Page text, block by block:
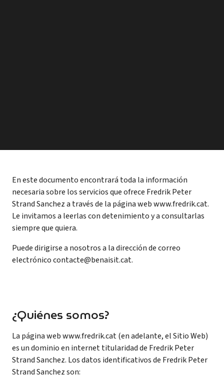
En este documento encontrará toda la información
necesaria sobre los servicios que ofrece Fredrik Peter
Strand Sanchez a través de la página web www.fredrik.cat.
Le invitamos a leerlas con detenimiento y a consultarlas
siempre que quiera.
Puede dirigirse a nosotros a la dirección de correo
electrónico contacte@benaisit.cat.
¿Quiénes somos?
La página web www.fredrik.cat (en adelante, el Sitio Web)
es un dominio en internet titularidad de Fredrik Peter
Strand Sanchez. Los datos identificativos de Fredrik Peter
Strand Sanchez son: